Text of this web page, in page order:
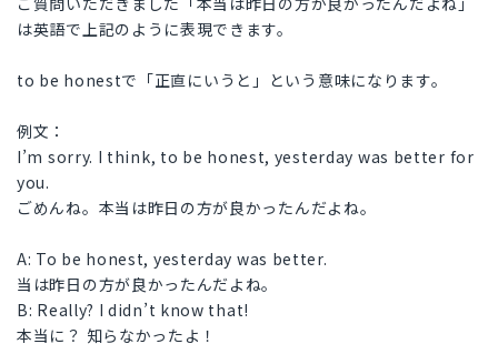
は英語で上記のように表現できます。
to be honestで「正直にいうと」という意味になります。
例文：
I’m sorry. I think, to be honest, yesterday was better for
you.
ごめんね。本当は昨日の方が良かったんだよね。
A: To be honest, yesterday was better.
当は昨日の方が良かったんだよね。
B: Really? I didn’t know that!
本当に？ 知らなかったよ！